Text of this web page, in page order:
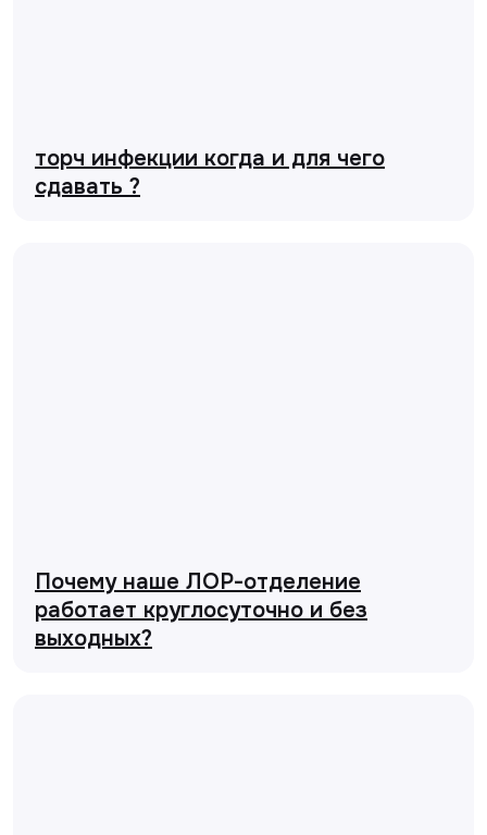
торч инфекции когда и для чего
сдавать ?
Почему наше ЛОР-отделение
работает круглосуточно и без
выходных?